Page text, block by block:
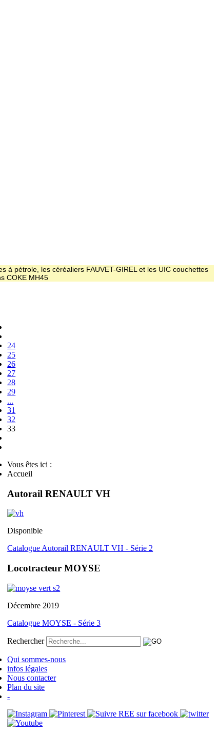
à pétrole, les céréaliers FAUVET-GIREL et les UIC couchettes
COKE MH45
24
25
26
27
28
29
...
31
32
33
Vous êtes ici :
Accueil
Autorail RENAULT VH
Disponible
Catalogue Autorail RENAULT VH - Série 2
Locotracteur MOYSE
Décembre 2019
Catalogue MOYSE - Série 3
Rechercher
Qui sommes-nous
infos légales
Nous contacter
Plan du site
-